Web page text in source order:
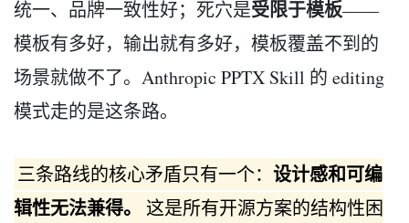
统一、品牌一致性好；死穴是受限于模板——
模板有多好，输出就有多好，模板覆盖不到的
场景就做不了。Anthropic PPTX Skill 的 editing
模式走的是这条路。
三条路线的核心矛盾只有一个： 设计感和可编
辑性无法兼得。
这是所有开源方案的结构性困